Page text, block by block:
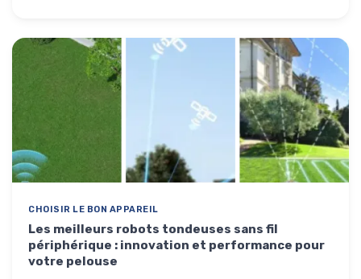
CHOISIR LE BON APPAREIL
Les meilleurs robots tondeuses sans fil
périphérique : innovation et performance pour
votre pelouse